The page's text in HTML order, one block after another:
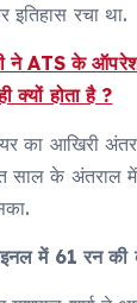
इतिहास रचा था.
ने ATS के
क्यों होता है ?
का आखिरी
साल के अंतराल
में 61 रन की